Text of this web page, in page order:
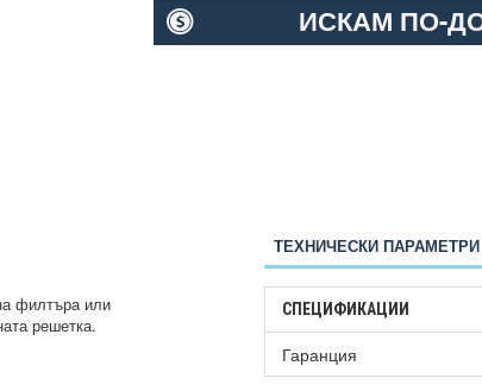
ИСКАМ ПО-
филтъра или
решетка.
ТЕХНИЧЕСКИ ПАРАМЕТРИ
СПЕЦИФИКАЦИИ
Гаранция